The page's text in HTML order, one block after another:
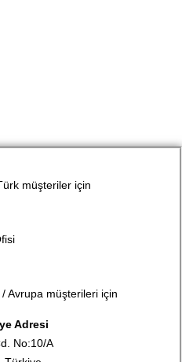
müşteriler için
Avrupa müşterileri için
Adresi
No:10/A